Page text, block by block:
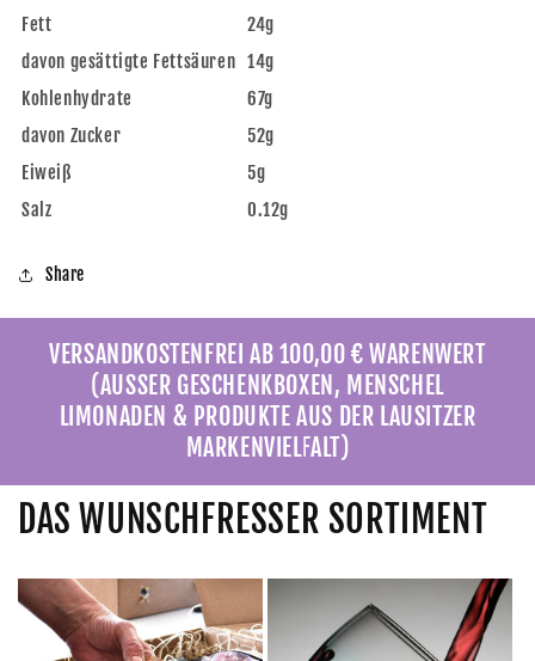
Fett
24g
davon gesättigte Fettsäuren 14g
Kohlenhydrate
67g
davon Zucker
52g
Eiweiß
5g
Salz
0.12g
Share
VERSANDKOSTENFREI AB 100,00 € WARENWERT
(AUSSER GESCHENKBOXEN, MENSCHEL
LIMONADEN & PRODUKTE AUS DER LAUSITZER
MARKENVIELFALT)
DAS WUNSCHFRESSER SORTIMENT